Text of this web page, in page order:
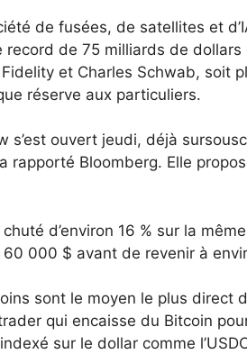
de fusées, de satellites et
record de 75 milliards de
et Charles Schwab, soit
réserve aux particuliers.
s’est ouvert jeudi, déjà
rapporté Bloomberg. Elle
d’environ 16 % sur la
000 $ avant de revenir à
sont le moyen le plus direct
qui encaisse du Bitcoin
sur le dollar comme